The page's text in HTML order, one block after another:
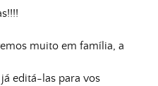
muito em família, a
editá-las para vos